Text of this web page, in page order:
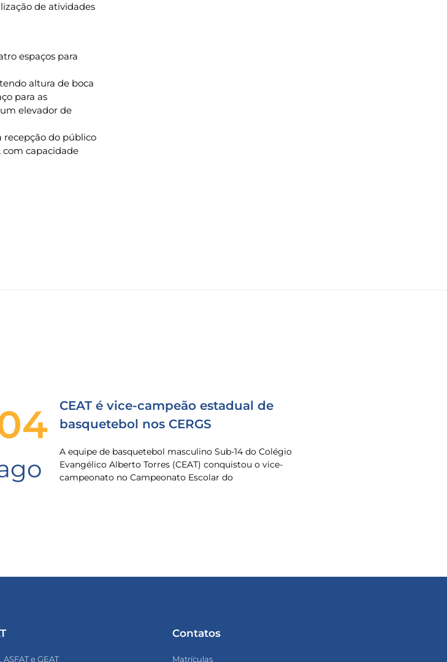
de atividades
espaços para
altura de boca
para as
elevador de
recepção do público
com capacidade
CEAT é vice-campeão estadual de
basquetebol nos CERGS
A equipe de basquetebol masculino Sub-14 do Colégio
Evangélico Alberto Torres (CEAT) conquistou o vice-
campeonato no Campeonato Escolar do
ASFAT e GEAT
Contatos
Matrículas